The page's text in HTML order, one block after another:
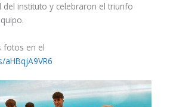
del instituto y celebraron el triunfo
fotos en el
aHBqjA9VR6